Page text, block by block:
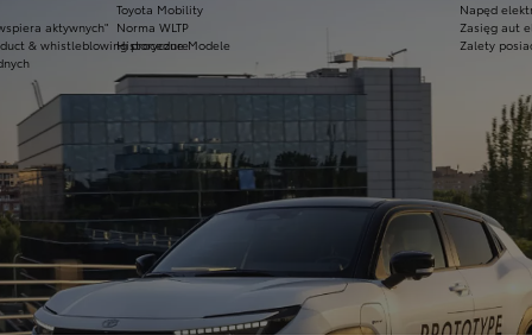
& whistleblowing procedure
aktywnych"
Napęd
Zasięg aut
Zalety
Toyota Mobility
Norma WLTP
Historyczne Modele